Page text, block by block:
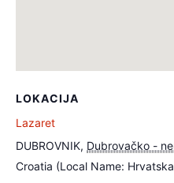
LOKACIJA
Lazaret
DUBROVNIK, Dubrovačko -
Croatia (Local Name: